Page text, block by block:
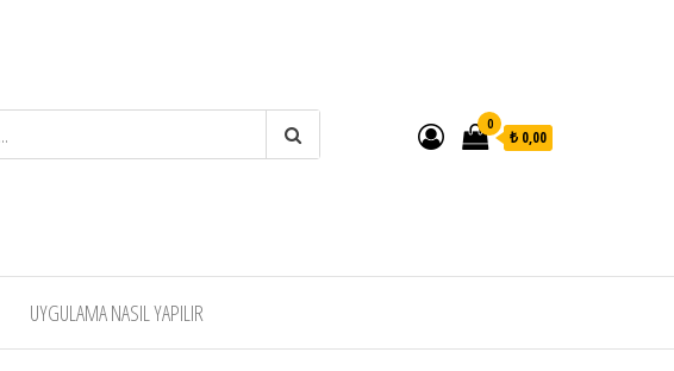
0
₺ 0,00
UYGULAMA NASIL YAPILIR